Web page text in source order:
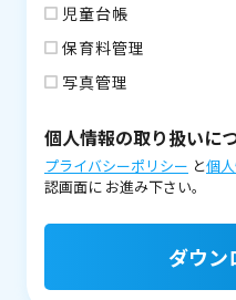
児童台帳
保育料管理
写真管理
個人情報の取り扱いに
プライバシーポリシー と個
認画面に お進み下さい。
ダウン